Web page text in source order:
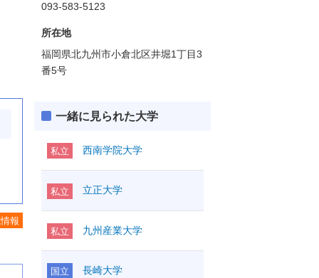
報
093-583-5123
所在地
福岡県北九州市小倉北区井堀1丁目3
番5号
一緒に見られた大学
私立 西南学院大学
私立 立正大学
私立 九州産業大学
国立 長崎大学